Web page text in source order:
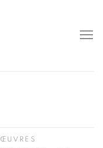
ŒUVRES